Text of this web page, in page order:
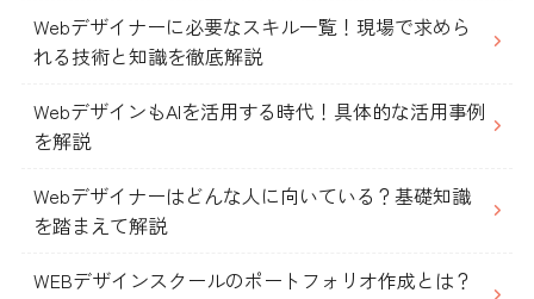
Webデザイナーに必要なスキル一覧！現場で求めら
れる技術と知識を徹底解説
WebデザインもAIを活用する時代！具体的な活用事例
を解説
Webデザイナーはどんな人に向いている？基礎知識
を踏まえて解説
WEBデザインスクールのポートフォリオ作成とは？